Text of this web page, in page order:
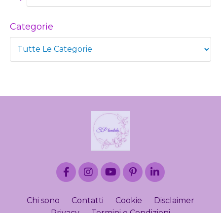
Categorie
Chi sono Contatti Cookie
Disclaimer